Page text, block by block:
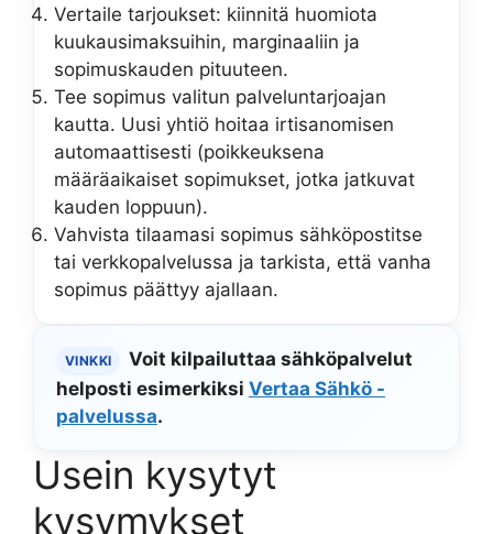
Vertaile tarjoukset: kiinnitä huomiota
kuukausimaksuihin, marginaaliin ja
sopimuskauden pituuteen.
Tee sopimus valitun palveluntarjoajan
kautta. Uusi yhtiö hoitaa irtisanomisen
automaattisesti (poikkeuksena
määräaikaiset sopimukset, jotka jatkuvat
kauden loppuun).
Vahvista tilaamasi sopimus sähköpostitse
tai verkkopalvelussa ja tarkista, että vanha
sopimus päättyy ajallaan.
VINKKI
Voit kilpailuttaa sähköpalvelut
helposti esimerkiksi Vertaa Sähkö -
palvelussa.
Usein kysytyt
kysymykset